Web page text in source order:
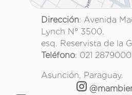
Dirección: Avenida
Lynch N° 3500.
esq. Reservista de la
Teléfono: 021 2879000
Asunción, Paraguay.